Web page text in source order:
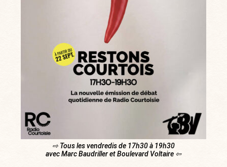
⇨ Tous les vendredis de 17h30 à 19h30
avec Marc Baudriller et Boulevard Voltaire ⇦